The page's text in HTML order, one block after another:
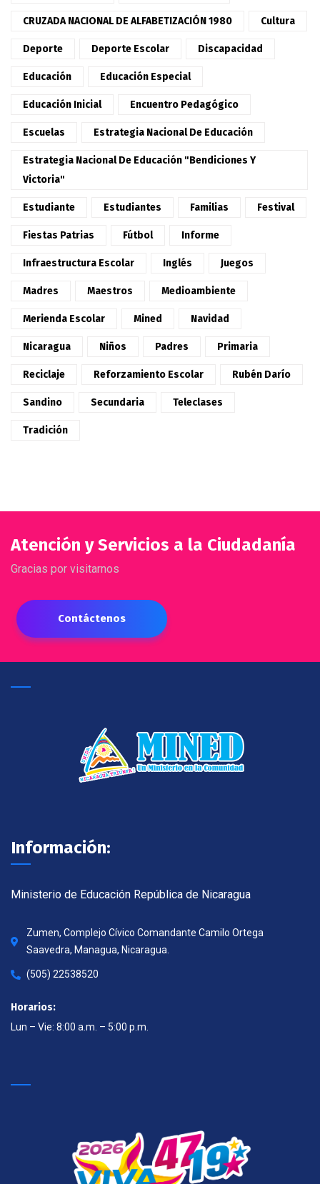
CRUZADA NACIONAL DE ALFABETIZACIÓN 1980 Cultura
Deporte Deporte Escolar Discapacidad
Educación Educación Especial
Educación Inicial Encuentro Pedagógico
Escuelas Estrategia Nacional De Educación
Estrategia Nacional De Educación "Bendiciones Y
Victoria"
Estudiante Estudiantes Familias Festival
Fiestas Patrias Fútbol Informe
Infraestructura Escolar Inglés Juegos
Madres Maestros Medioambiente
Merienda Escolar Mined Navidad
Nicaragua Niños Padres Primaria
Reciclaje Reforzamiento Escolar Rubén Darío
Sandino Secundaria Teleclases
Tradición
Atención y Servicios a la Ciudadanía
Gracias por visitarnos
Contáctenos
Información:
Ministerio de Educación República de Nicaragua
Zumen, Complejo Cívico Comandante Camilo Ortega
Saavedra, Managua, Nicaragua.
(505) 22538520
Horarios:
Lun – Vie: 8:00 a.m. – 5:00 p.m.